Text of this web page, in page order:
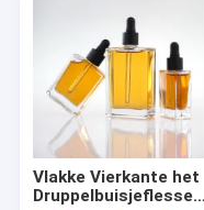
Vlakke Vierkante het
Druppelbuisjeflessen